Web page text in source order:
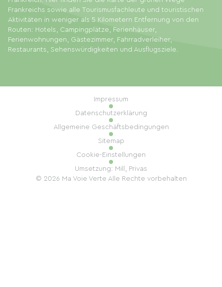
Frankreichs sowie alle Tourismusfachleute und touristischen
Aktivitäten in weniger als 5 Kilometern Entfernung von den
Routen: Hotels, Campingplätze, Ferienhäuser,
Ferienwohnungen, Gästezimmer, Fahrradverleiher,
Restaurants, Sehenswürdigkeiten und Ausflugsziele.
© 2026 Ma Voie Verte Alle Rechte vorbehalten
Impressum
Datenschutzerklärung
Allgemeine Geschäftsbedingungen
Sitemap
Cookie-Einstellungen
Umsetzung: Mill, Privas